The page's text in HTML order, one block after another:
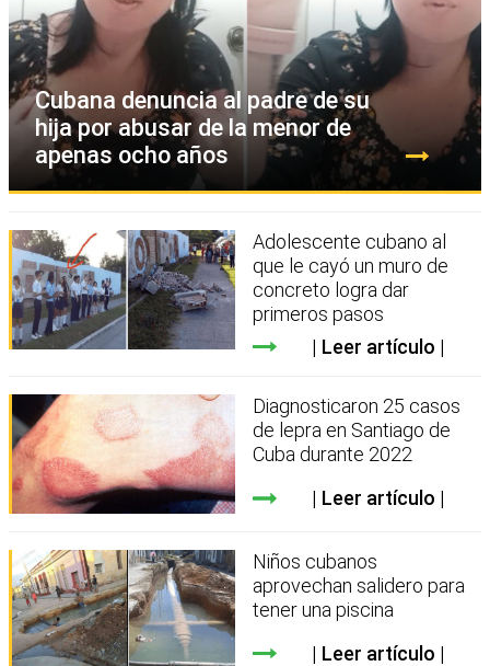
Cubana denuncia al padre de su
hija por abusar de la menor de
apenas ocho años
Adolescente cubano al
que le cayó un muro de
concreto logra dar
primeros pasos
Leer artículo
Diagnosticaron 25 casos
de lepra en Santiago de
Cuba durante 2022
Leer artículo
Niños cubanos
aprovechan salidero para
tener una piscina
Leer artículo